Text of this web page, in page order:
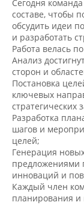
составе, чтобы
обсудить идеи
и разработать
Работа велась
Анализ
сторон и
Постановка
ключевых
стратегических
Разработка
шагов и
целей;
Генерация
предложениями
инноваций и
Каждый член
планирования и
предложениями